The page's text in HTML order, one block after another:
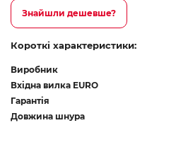
Знайшли дешевше?
Короткі характеристики:
Виробник
Вхідна вилка EURO
Гарантія
Довжина шнура